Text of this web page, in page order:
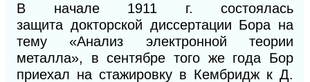
В начале 1911 г. состоялась
защита докторской диссертации Бора на
тему «Анализ электронной теории
металла», всентябре того же года Бор
приехал на стажировку в Кембридж к Д.